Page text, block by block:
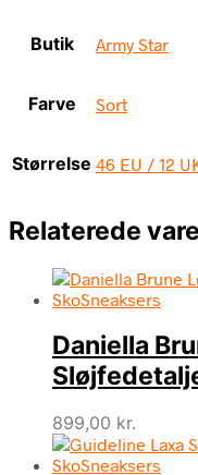
Butik Army Star
Farve Sort
Størrelse 46 EU / 12
Relaterede
Daniella
899,00 kr.